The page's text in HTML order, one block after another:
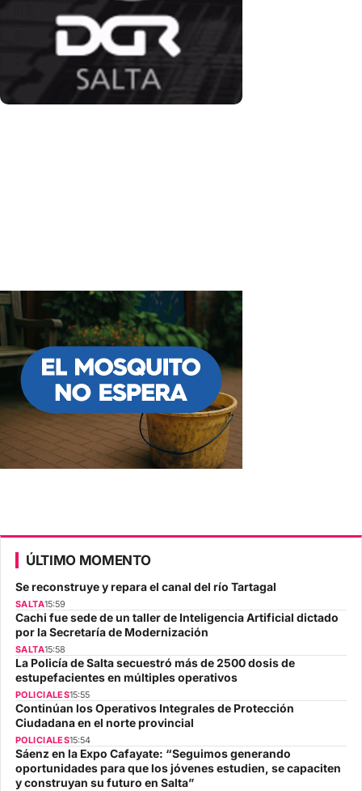
ÚLTIMO MOMENTO
Se reconstruye y repara el canal del río Tartagal
SALTA15:59
Cachi fue sede de un taller de Inteligencia Artificial dictado
por la Secretaría de Modernización
SALTA15:58
La Policía de Salta secuestró más de 2500 dosis de
estupefacientes en múltiples operativos
POLICIALES15:55
Continúan los Operativos Integrales de Protección
Ciudadana en el norte provincial
POLICIALES15:54
Sáenz en la Expo Cafayate: “Seguimos generando
oportunidades para que los jóvenes estudien, se capaciten
y construyan su futuro en Salta”